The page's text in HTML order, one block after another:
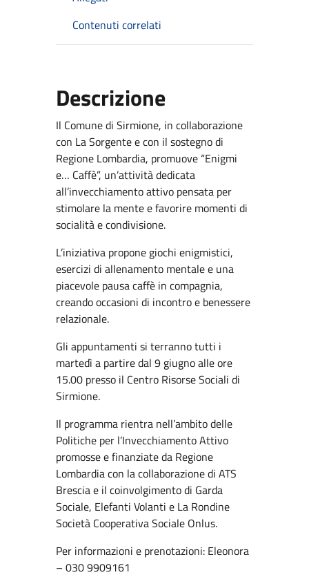
Contenuti correlati
Descrizione
Il Comune di Sirmione, in collaborazione
con La Sorgente e con il sostegno di
Regione Lombardia, promuove “Enigmi
e… Caffè”, un’attività dedicata
all’invecchiamento attivo pensata per
stimolare la mente e favorire momenti di
socialità e condivisione.
L’iniziativa propone giochi enigmistici,
esercizi di allenamento mentale e una
piacevole pausa caffè in compagnia,
creando occasioni di incontro e benessere
relazionale.
Gli appuntamenti si terranno tutti i
martedì a partire dal 9 giugno alle ore
15.00 presso il Centro Risorse Sociali di
Sirmione.
Il programma rientra nell’ambito delle
Politiche per l’Invecchiamento Attivo
promosse e finanziate da Regione
Lombardia con la collaborazione di ATS
Brescia e il coinvolgimento di Garda
Sociale, Elefanti Volanti e La Rondine
Società Cooperativa Sociale Onlus.
Per informazioni e prenotazioni: Eleonora
– 030 9909161